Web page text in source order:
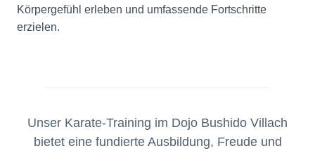
Körpergefühl erleben und umfassende Fortschritte
erzielen.
Unser Karate-Training im Dojo Bushido Villach
bietet eine fundierte Ausbildung, Freude und